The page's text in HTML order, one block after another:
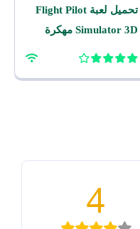
تحميل لعبة Flight Pilot
Simulator 3D مهكرة
4